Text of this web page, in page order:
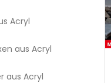
Acryl
aus Acryl
aus Acryl